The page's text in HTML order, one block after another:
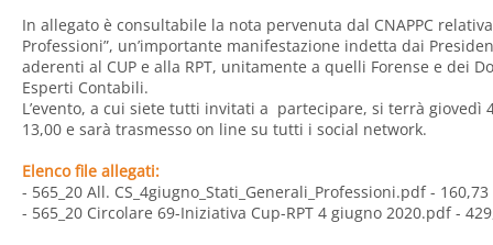
In allegato è consultabile la nota pervenuta dal CNAPPC
Professioni”, un’importante manifestazione indetta dai
aderenti al CUP e alla RPT, unitamente a quelli Forense e dei
Esperti Contabili.
L’evento, a cui siete tutti invitati a partecipare, si terrà giovedì
13,00 e sarà trasmesso on line su tutti i social network.
Elenco file allegati:
- 565_20 All. CS_4giugno_Stati_Generali_Professioni.pdf- 160,73
- 565_20 Circolare 69-Iniziativa Cup-RPT 4 giugno 2020.pdf-